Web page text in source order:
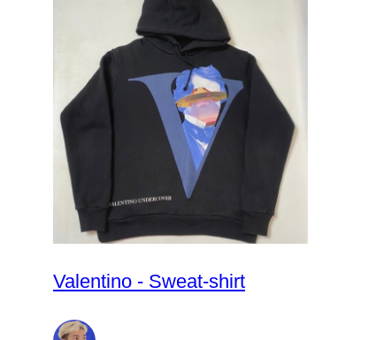
Valentino - Sweat-shirt